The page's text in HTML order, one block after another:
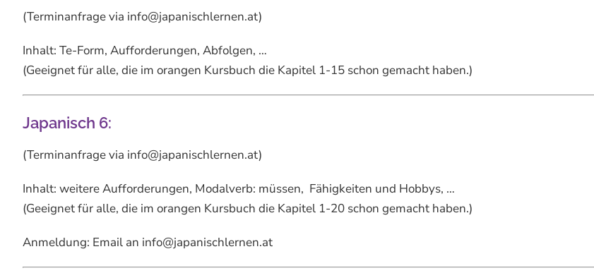
(Terminanfrage via info@japanischlernen.at)
Inhalt: Te-Form, Aufforderungen, Abfolgen, …
(Geeignet für alle, die im orangen Kursbuch die Kapitel 1-15 schon gemacht haben.)
Japanisch 6:
(Terminanfrage via info@japanischlernen.at)
Inhalt: weitere Aufforderungen, Modalverb: müssen, Fähigkeiten und Hobbys, …
(Geeignet für alle, die im orangen Kursbuch die Kapitel 1-20 schon gemacht haben.)
Anmeldung: Email an info@japanischlernen.at